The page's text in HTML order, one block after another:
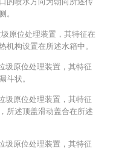
。
原位处理装置，其特征在
机构设置在所述水箱中。
圾原位处理装置，其特征
斗状。
圾原位处理装置，其特征
所述顶盖滑动盖合在所述
圾原位处理装置，其特征